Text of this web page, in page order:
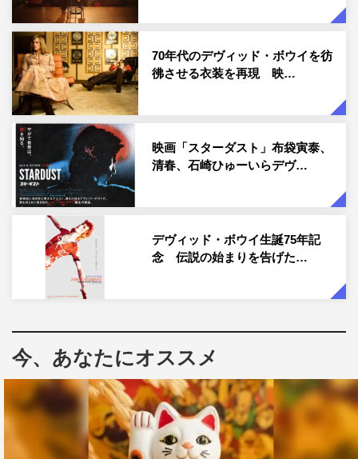
たち、そして彼の内面を描く。
解禁されたのは、ボウイを演じたジョニー・フリンらメイ
ンキャストたちが映るメイキング写真。「70年代の音楽ラ
イブ」というコンセプトのもとで一般人を呼び込み、実際
にライブを行いながら撮影されたというクライマックスシ
ーンのライブのメイキング写真をはじめ、本作の物語の中
心となる若きボウイのアメリカツアー時の様子、ボウイの
妻アンジーを演じたジェナ・マローンと、ガブリエル・レ
ンジ監督の姿が収められている。
本作についてガブリエル・レンジ監督は「とても現実的な
映画だと思うが、いくつかの人間関係は少し作り上げた
し、作品自体少し明るく楽しげなトーンになっていると思
昧だが、だからこそ面白いのだと思う」とコメント。
さらに「この映画の場合、大事だったのはデヴィッド・ボ
ウイにとっての真実を描くということだった。全ての事実
のつじつまがあっていることがその人にとっての真実だと
も限らないと思う。その人物の内面の真実を表現できるか
が重要だ。デヴィッド・ボウイにとってそのような作品に
70年代のデヴィッド・ボウイを彷
彿させる衣装を再現 映…
映画「スターダスト」布袋寅泰、
清春、石崎ひゅーいらデヴ…
デヴィッド・ボウイ生誕75年記
念 伝説の始まりを告げた…
今、あなたにオススメ